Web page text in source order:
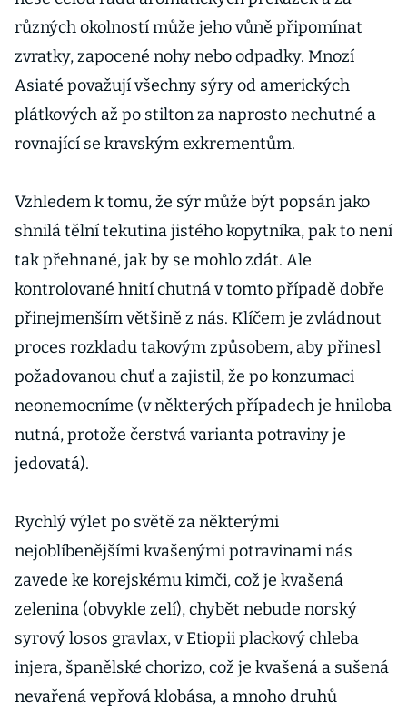
různých okolností může jeho vůně připomínat
zvratky, zapocené nohy nebo odpadky. Mnozí
Asiaté považují všechny sýry od amerických
plátkových až po stilton za naprosto nechutné a
rovnající se kravským exkrementům.
Vzhledem k tomu, že sýr může být popsán jako
shnilá tělní tekutina jistého kopytníka, pak to není
tak přehnané, jak by se mohlo zdát. Ale
kontrolované hnití chutná v tomto případě dobře
přinejmenším většině z nás. Klíčem je zvládnout
proces rozkladu takovým způsobem, aby přinesl
požadovanou chuť a zajistil, že po konzumaci
neonemocníme (v některých případech je hniloba
nutná, protože čerstvá varianta potraviny je
jedovatá).
Rychlý výlet po světě za některými
nejoblíbenějšími kvašenými potravinami nás
zavede ke korejskému kimči, což je kvašená
zelenina (obvykle zelí), chybět nebude norský
syrový losos gravlax, v Etiopii plackový chleba
injera, španělské chorizo, což je kvašená a sušená
nevařená vepřová klobása, a mnoho druhů